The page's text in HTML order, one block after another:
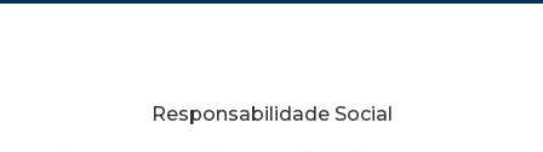
Responsabilidade Social